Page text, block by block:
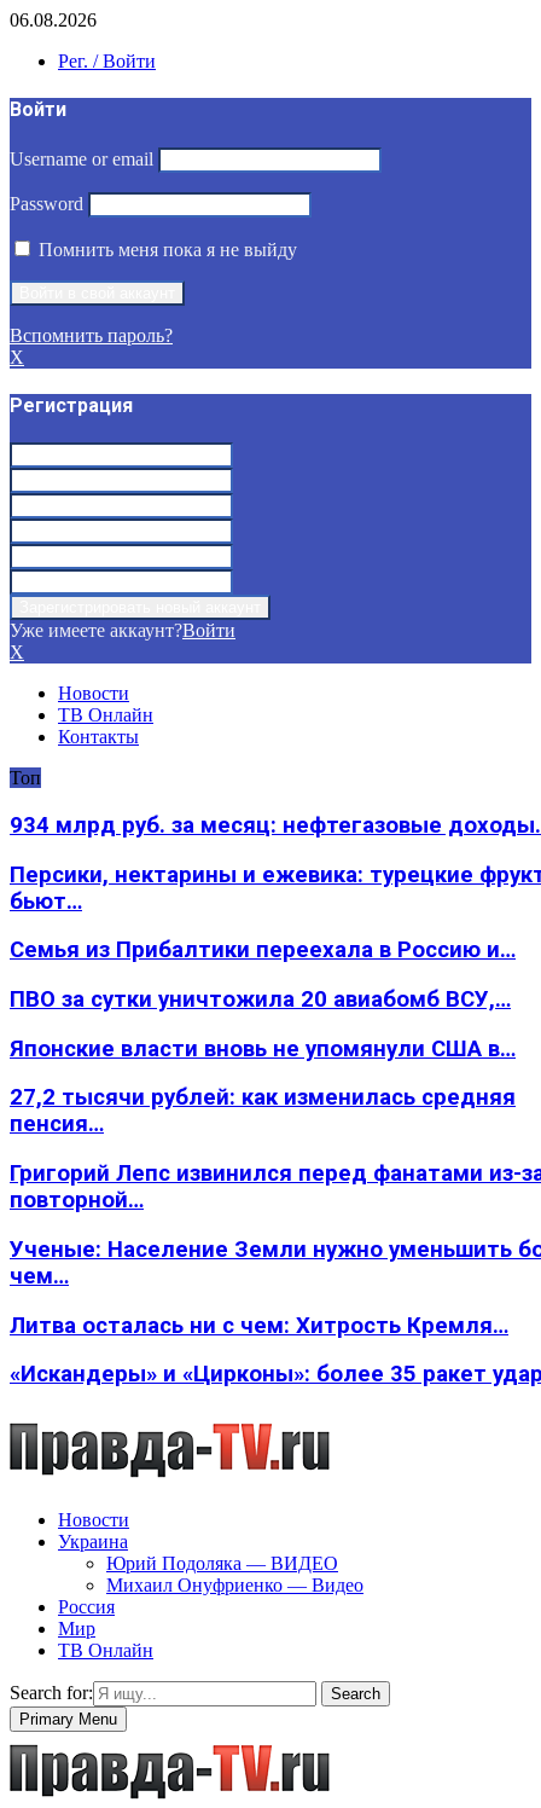
06.08.2026
Рег. / Войти
Войти
Username or email
Password
Помнить меня пока я не выйду
Вспомнить пароль?
X
Регистрация
Уже имеете аккаунт?Войти
X
Новости
ТВ Онлайн
Контакты
Топ
934 млрд руб. за месяц: нефтегазовые
Персики, нектарины и ежевика: турецкие
бьют…
Семья из Прибалтики переехала в Россию и…
ПВО за сутки уничтожила 20 авиабомб ВСУ,…
Японские власти вновь не упомянули США в…
27,2 тысячи рублей: как изменилась средняя
пенсия…
Григорий Лепс извинился перед фанатами из-
повторной…
Ученые: Население Земли нужно уменьшить
чем…
Литва осталась ни с чем: Хитрость Кремля…
«Искандеры» и «Цирконы»: более 35 ракет
Новости
Украина
Юрий Подоляка — ВИДЕО
Михаил Онуфриенко — Видео
Россия
Мир
ТВ Онлайн
Search for:
Search
Primary Menu